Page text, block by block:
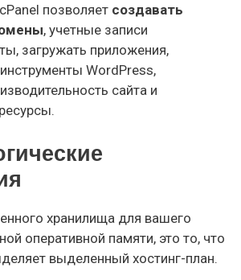
позволяет создавать
, учетные записи
загружать приложения,
WordPress,
сайта и
хранилища для вашего
оперативной памяти, это то, что
выделенный хостинг-план.